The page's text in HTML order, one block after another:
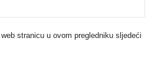
stranicu u ovom pregledniku sljedeći